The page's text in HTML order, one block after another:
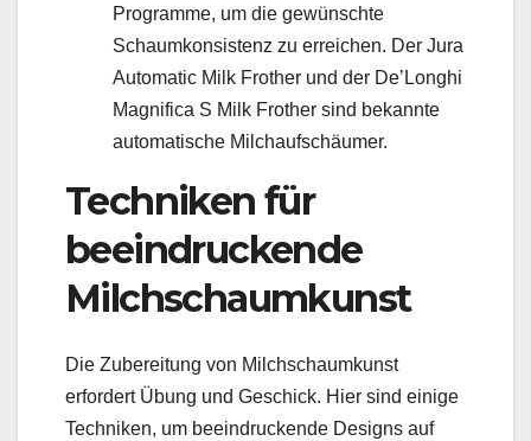
Programme, um die gewünschte
Schaumkonsistenz zu erreichen. Der Jura
Automatic Milk Frother und der De’Longhi
Magnifica S Milk Frother sind bekannte
automatische Milchaufschäumer.
Techniken für
beeindruckende
Milchschaumkunst
Die Zubereitung von Milchschaumkunst
erfordert Übung und Geschick. Hier sind einige
Techniken, um beeindruckende Designs auf